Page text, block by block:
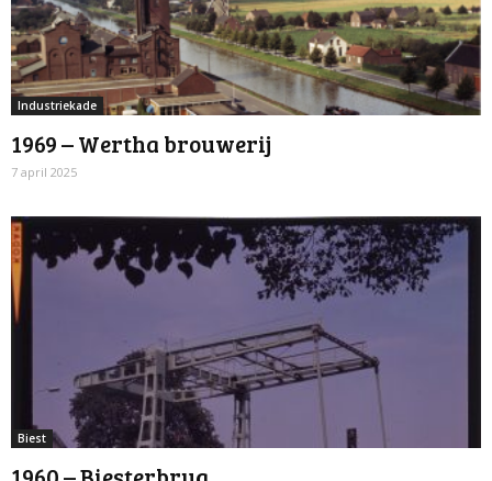
Industriekade
1969 – Wertha brouwerij
7 april 2025
Biest